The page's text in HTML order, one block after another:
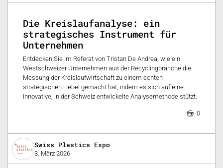
Die Kreislaufanalyse: ein
strategisches Instrument für
Unternehmen
Entdecken Sie im Referat von Tristan De Andrea, wie ein
Westschweizer Unternehmen aus der Recyclingbranche die
Messung der Kreislaufwirtschaft zu einem echten
strategischen Hebel gemacht hat, indem es sich auf eine
innovative, in der Schweiz entwickelte Analysemethode stützt.
0
Swiss Plastics Expo
3. März 2026